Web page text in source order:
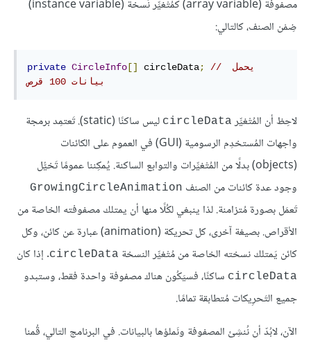
مصفوفة (array variable) كمُتْغيِّر نُسخة (instance variable)
ضِمْن الصنف، كالتالي:
private CircleInfo [] circleData;
// يحمل
بيانات 100 قرص
لاحِظ أن المُتْغيِّر circleData
ليس ساكنًا (static). تَعتمِد برمجة
واجهات المُستخدِم الرسومية (GUI) في العموم على الكائنات
(objects) بدلًا من المُتْغيِّرات والتوابع الساكنة. يُمكِننا عمومًا تَخيُّل
وجود عدة كائنات من الصنف GrowingCircleAnimation
تَعمَل بصورة مُتزامنة. لذا ينبغي لكُلًا منها أن يمتلك مصفوفته الخاصة من
الأقراص. بصيغة آخرى، كل تحريكة (animation) عبارة عن كائن، وكل
كائن يَمتلك نسخته الخاصة من مُتْغيِّر النسخة circleData. إذا كان
circleData ساكنًا، فسيَكُون هناك مصفوفة واحدة فقط، وستبدو
جميع التَحرِيكات مُتطابقة تمامًا.
الآن، لابُدّ أن نُنشِئ المصفوفة ونَملؤها بالبيانات. في البرنامج التالي، قُمنا